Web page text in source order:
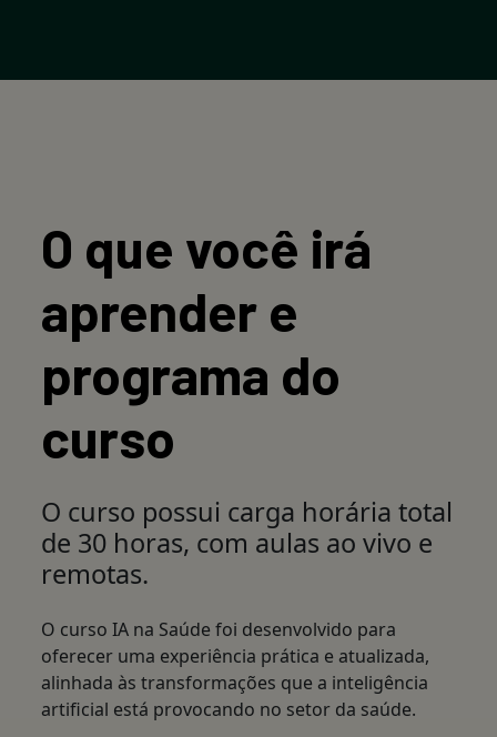
O que você irá
aprender e
programa do
curso
O curso possui carga horária total
de 30 horas, com aulas ao vivo e
remotas.
O curso IA na Saúde foi desenvolvido para
oferecer uma experiência prática e atualizada,
alinhada às transformações que a inteligência
artificial está provocando no setor da saúde.